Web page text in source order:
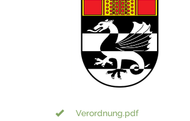
Verordnung.pdf